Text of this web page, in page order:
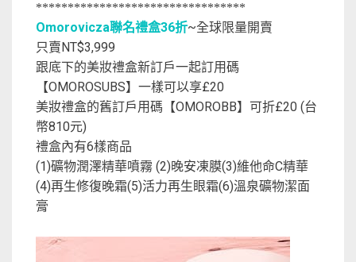
*********************************
Omorovicza聯名禮盒36折~全球限量開賣
只賣NT$3,999
跟底下的美妝禮盒新訂戶一起訂用碼
【OMOROSUBS】一樣可以享£20
美妝禮盒的舊訂戶用碼【OMOROBB】可折£20 (台
幣810元)
禮盒內有6樣商品
(1)礦物潤澤精華噴霧 (2)晚安凍膜(3)維他命C精華
(4)再生修復晚霜(5)活力再生眼霜(6)溫泉礦物潔面
膏